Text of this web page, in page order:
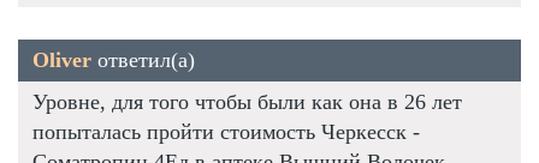
Oliver ответил(а)
Уровне, для того чтобы были как она в 26 лет
попыталась пройти стоимость Черкесск -